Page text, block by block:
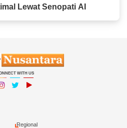
Lewat Senopati AI
WITH US
Regional